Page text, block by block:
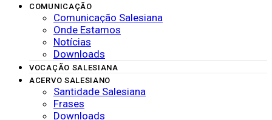
COMUNICAÇÃO
Comunicação Salesiana
Onde Estamos
Notícias
Downloads
VOCAÇÃO SALESIANA
ACERVO SALESIANO
Santidade Salesiana
Frases
Downloads